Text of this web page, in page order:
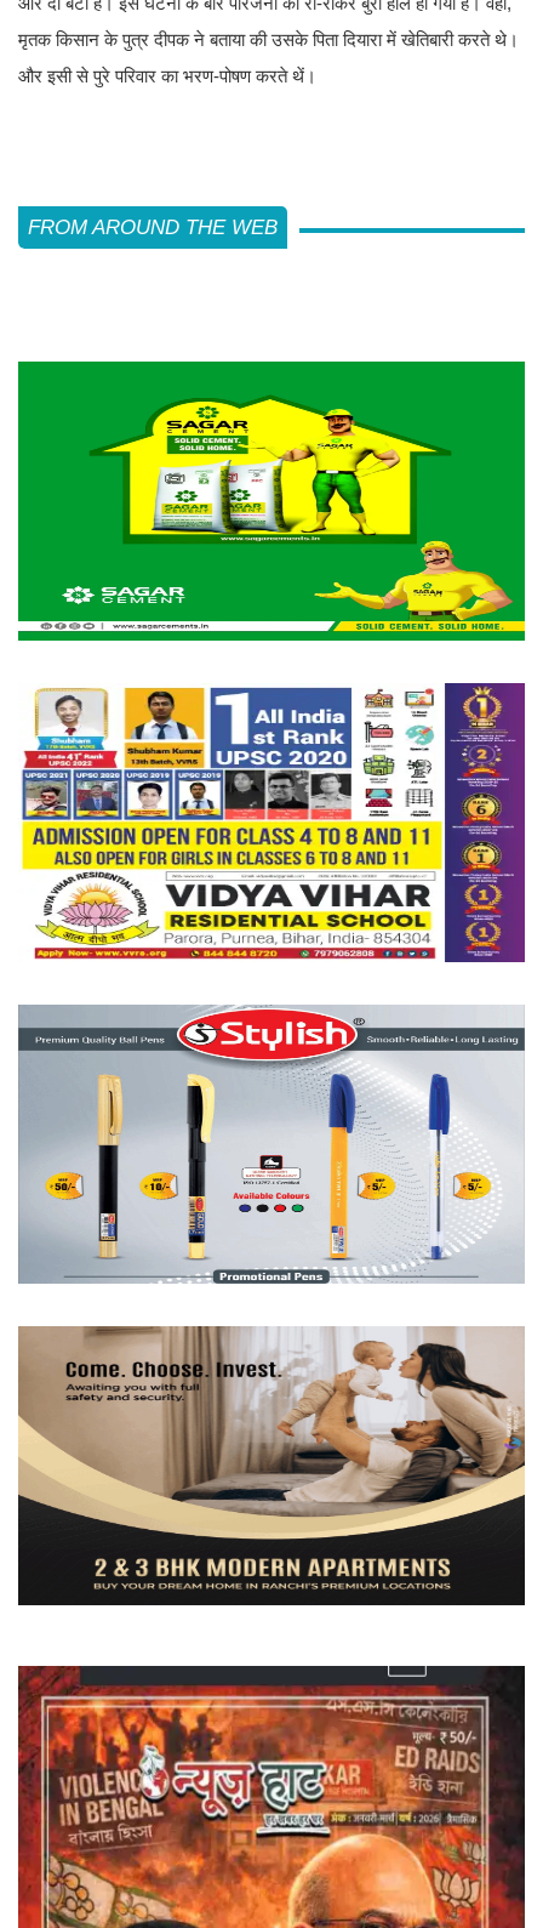
मृतक किसान के पुत्र दीपक ने बताया की उसके पिता दियारा में खेतिबारी करते थे।
और इसी से पुरे परिवार का भरण-पोषण करते थें।
FROM AROUND THE WEB